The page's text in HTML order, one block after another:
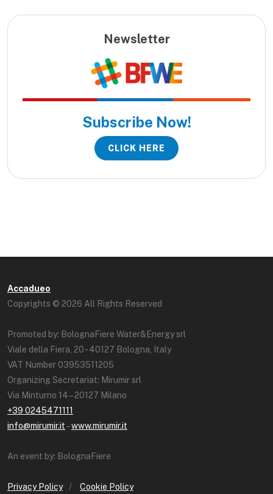
Newsletter
Subscribe Now!
CLICK HERE
Accadueo
Copyrights © 2026 All Rights Reserved
Promoted by: BolognaFiere Water&Energy srl
Viale della Fiera, 20 - 40127 Bologna, Italy
VAT Number 03953511205
Organizing Secretariat: Mirumir srl
Via Minturno 14 – 20127 Milano
+39 0245471111
info@mirumir.it–www.mirumir.it
An event by: BolognaFiere
Privacy Policy / Cookie Policy